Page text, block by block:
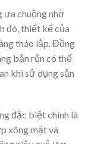
ưa chuộng nhờ
đó, thiết kế của
tháo lắp. Đồng
bận rộn có thể
khi sử dụng sản
đặc biệt chính là
xông mặt và